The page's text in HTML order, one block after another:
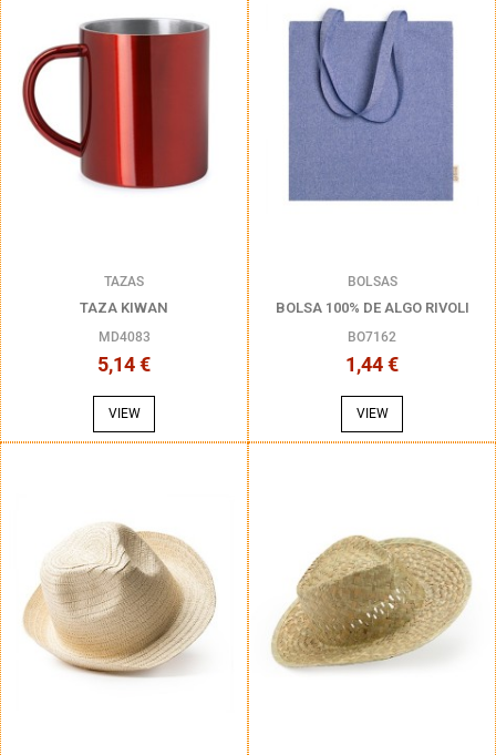
TAZAS
TAZA KIWAN
MD4083
5,14 €
VIEW
BOLSAS
BOLSA 100% DE ALGO RIVOLI
BO7162
1,44 €
VIEW